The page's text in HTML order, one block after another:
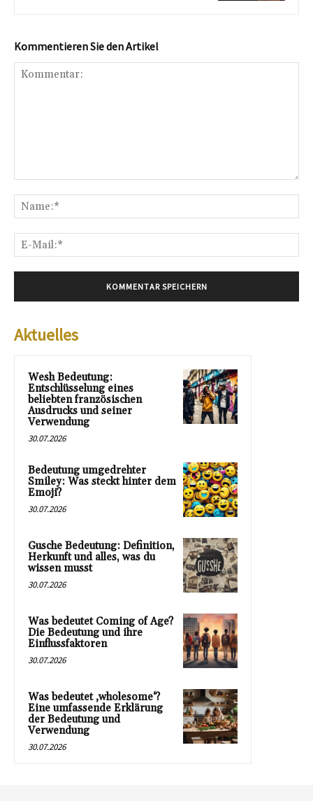
Kommentieren Sie den Artikel
Aktuelles
Wesh Bedeutung:
Entschlüsselung eines
beliebten französischen
Ausdrucks und seiner
Verwendung
30.07.2026
Bedeutung umgedrehter
Smiley: Was steckt hinter dem
Emoji?
30.07.2026
Gusche Bedeutung: Definition,
Herkunft und alles, was du
wissen musst
30.07.2026
Was bedeutet Coming of Age?
Die Bedeutung und ihre
Einflussfaktoren
30.07.2026
Was bedeutet ‚wholesome‘?
Eine umfassende Erklärung
der Bedeutung und
Verwendung
30.07.2026